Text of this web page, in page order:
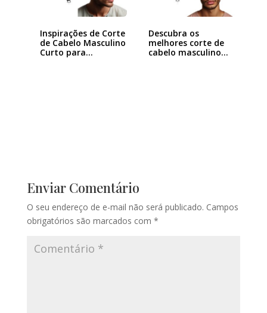
Inspirações de Corte
de Cabelo Masculino
Curto para…
Descubra os
melhores corte de
cabelo masculino…
Enviar Comentário
O seu endereço de e-mail não será publicado. Campos
obrigatórios são marcados com *